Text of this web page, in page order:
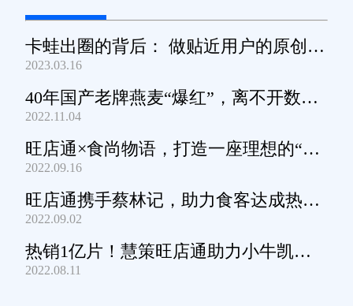
卡蛙出圈的背后： 做贴近用户的原创小
家电
2023.03.16
40年国产老牌燕麦“爆红”，离不开数字
化工具的支撑
2022.11.04
旺店通×食尚物语，打造一座理想的“零
食王国”
2022.09.16
旺店通携手蔡林记，助力食客达成热干
面自由
2022.09.02
热销1亿片！慧策旺店通助力小牛凯西
通关家庭牛排圈~
2022.08.11